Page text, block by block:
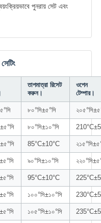
পুনরায় সেট এবং
তাপমাত্রা রিসেট
করুন।
ওপেন
টেম্পার।
৮০°সি±৫°সি
৮০°সি±১০°সি
85°C±10°C
৯০°সি±১০°সি
95°C±10°C
১০০°সি±১০°সি
১০৫°সি±১০°সি